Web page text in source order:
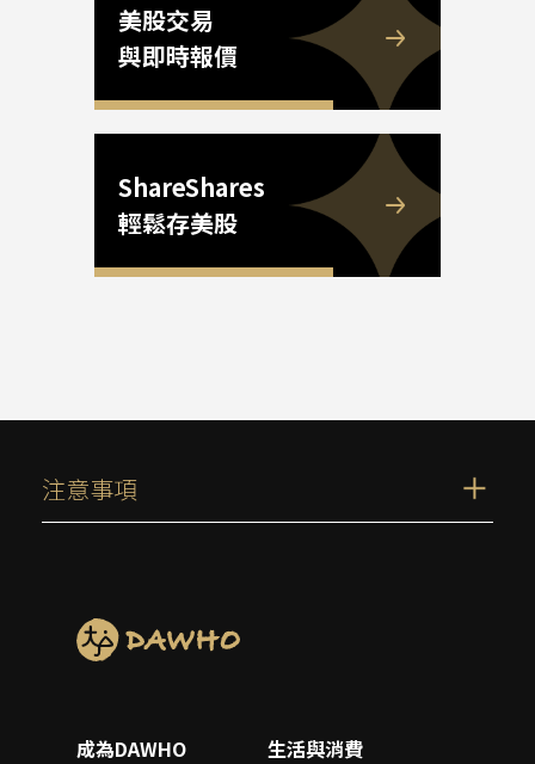
美股交易
與即時報價
ShareShares
輕鬆存美股
注意事項
成為DAWHO 生活與消費